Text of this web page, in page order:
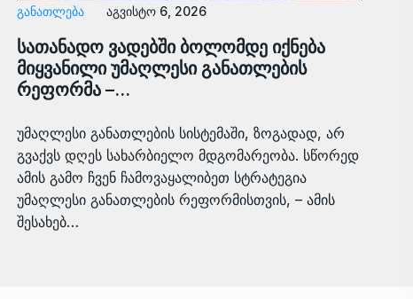
ᲒᲐᲜᲐᲗᲚᲔᲑᲐ აგვისტო 6, 2026
სათანადო ვადებში ბოლომდე იქნება
მიყვანილი უმაღლესი განათლების
რეფორმა –…
უმაღლესი განათლების სისტემაში, ზოგადად, არ
გვაქვს დღეს სახარბიელო მდგომარეობა. სწორედ
ამის გამო ჩვენ ჩამოვაყალიბეთ სტრატეგია
უმაღლესი განათლების რეფორმისთვის, – ამის
შესახებ…